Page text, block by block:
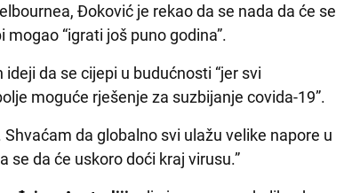
Đoković je rekao da se nada da će se
“igrati još puno godina”.
da se cijepi u budućnosti “jer svi
moguće rješenje za suzbijanje covida-19”.
da globalno svi ulažu velike napore u
se da će uskoro doći kraj virusu.”